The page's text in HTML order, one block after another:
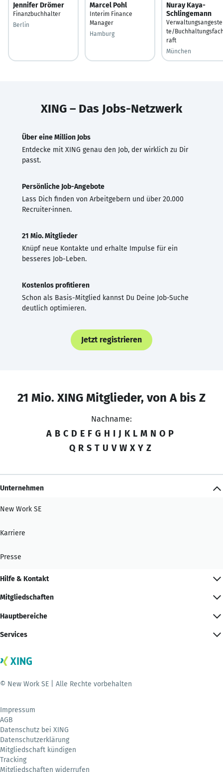
Jennifer Drömer
Finanzbuchhalter
Berlin
Marcel Pohl
Interim Finance
Manager
Hamburg
Nuray Kaya-
Schlingemann
te/
raft
München
XING – Das Jobs-Netzwerk
Über eine Million Jobs
Entdecke mit XING genau den Job, der wirklich zu Dir
passt.
Persönliche Job-Angebote
Lass Dich finden von Arbeitgebern und über 20.000
Recruiter·innen.
21 Mio. Mitglieder
Knüpf neue Kontakte und erhalte Impulse für ein
besseres Job-Leben.
Kostenlos profitieren
Schon als Basis-Mitglied kannst Du Deine Job-Suche
deutlich optimieren.
Jetzt registrieren
21 Mio. XING Mitglieder, von A bis Z
Nachname:
A B C D E F G H I J K L M N O P
Q R S T U V W X Y Z
Unternehmen
New Work SE
Karriere
Presse
Hilfe & Kontakt
Mitgliedschaften
Hauptbereiche
Services
© New Work SE | Alle Rechte vorbehalten
Impressum
AGB
Datenschutz bei XING
Datenschutzerklärung
Mitgliedschaft kündigen
Tracking
Mitgliedschaften widerrufen